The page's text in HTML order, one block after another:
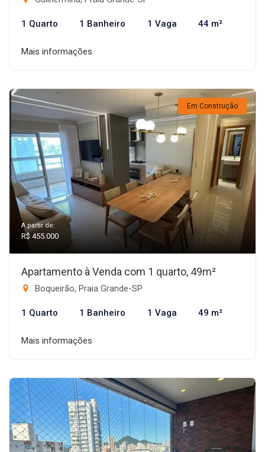
1 Quarto 1 Banheiro 1 Vaga 44 m²
Mais informações
Em Construção
A partir de:
R$ 455.000
Apartamento à Venda com 1 quarto, 49m²
Boqueirão, Praia Grande-SP
1 Quarto 1 Banheiro 1 Vaga 49 m²
Mais informações